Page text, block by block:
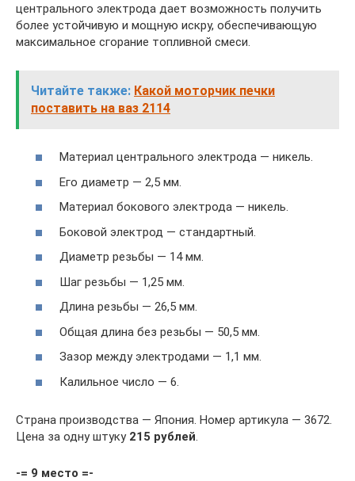
центрального электрода дает возможность получить
более устойчивую и мощную искру, обеспечивающую
максимальное сгорание топливной смеси.
Читайте также: Какой моторчик печки
поставить на ваз 2114
Материал центрального электрода — никель.
Его диаметр — 2,5 мм.
Материал бокового электрода — никель.
Боковой электрод — стандартный.
Диаметр резьбы — 14 мм.
Шаг резьбы — 1,25 мм.
Длина резьбы — 26,5 мм.
Общая длина без резьбы — 50,5 мм.
Зазор между электродами — 1,1 мм.
Калильное число — 6.
Страна производства — Япония. Номер артикула — 3672.
Цена за одну штуку 215 рублей.
-= 9 место =-